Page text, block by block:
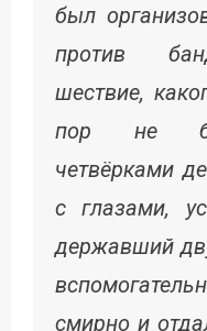
был
против
шествие,
пор не
четвёрками
с глазами,
державший
смирно и